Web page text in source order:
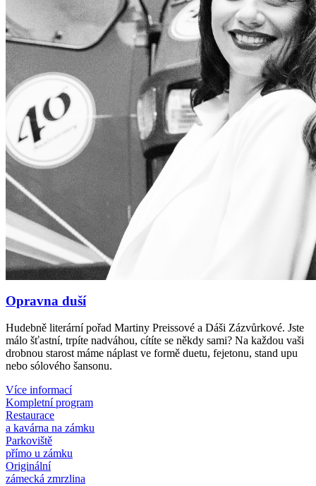
Opravna duší
Hudebně literární pořad Martiny Preissové a Dáši Zázvůrkové. Jste
málo šťastní, trpíte nadváhou, cítíte se někdy sami? Na každou vaši
drobnou starost máme náplast ve formě duetu, fejetonu, stand upu
nebo sólového šansonu.
Více informací
Kompletní program
Restaurace
a kavárna na zámku
Parkoviště
přímo u zámku
Originální
zámecká zmrzlina